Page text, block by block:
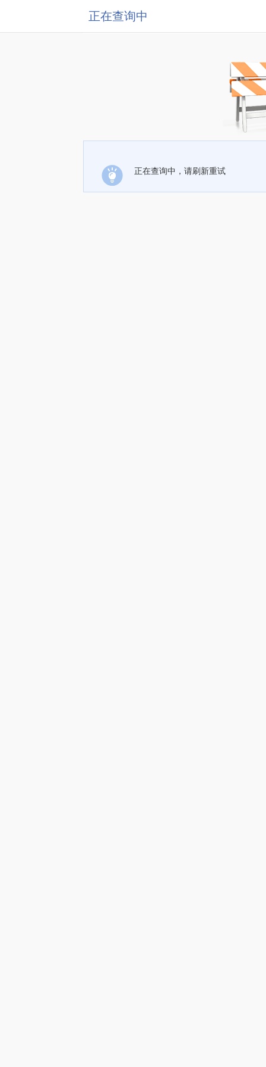
正在查询中
正在查询中，请刷新重试